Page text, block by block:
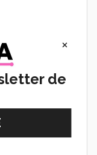
×
de